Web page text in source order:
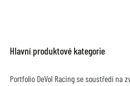
Hlavní produktové kategorie
Portfolio DeVol Racing se soustředí na